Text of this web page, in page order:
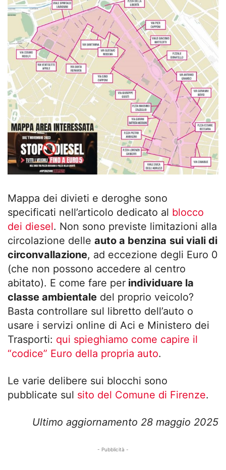
Mappa dei divieti e deroghe sono
specificati nell’articolo dedicato al blocco
dei diesel. Non sono previste limitazioni alla
circolazione delle auto a benzina sui viali di
circonvallazione, ad eccezione degli Euro 0
(che non possono accedere al centro
abitato). E come fare per individuare la
classe ambientale del proprio veicolo?
Basta controllare sul libretto dell’auto o
usare i servizi online di Aci e Ministero dei
Trasporti: qui spieghiamo come capire il
“codice” Euro della propria auto.
Le varie delibere sui blocchi sono
pubblicate sul sito del Comune di Firenze.
Ultimo aggiornamento 28 maggio 2025
- Pubblicità -